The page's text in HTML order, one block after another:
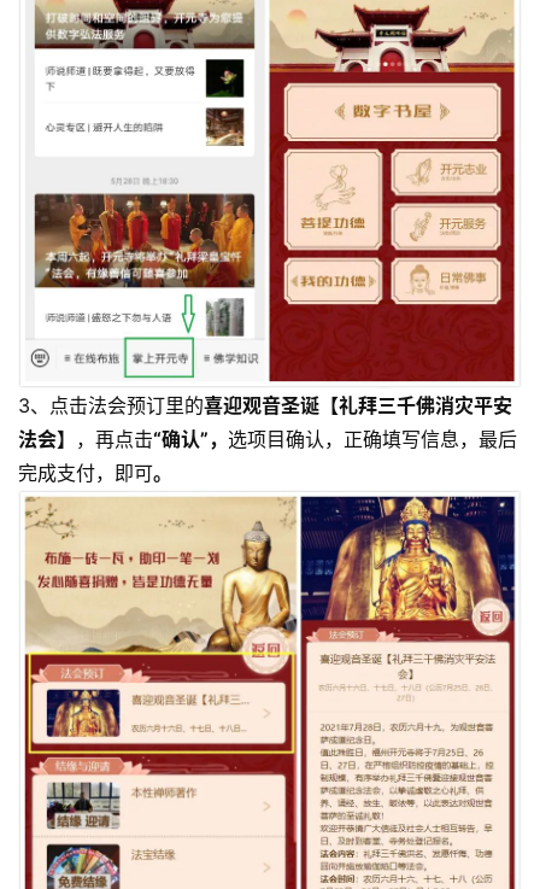
3、点击法会预订里的喜迎观音圣诞【礼拜三千佛消灾平安
法会】 ，再点击“确认”， 选项目确认，正确填写信息，最后
完成支付，即可。